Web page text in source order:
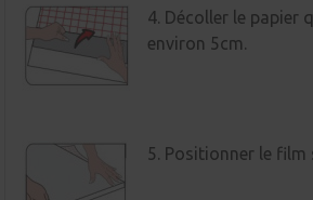
4. Décoller le papier
environ 5cm.
5. Positionner le film